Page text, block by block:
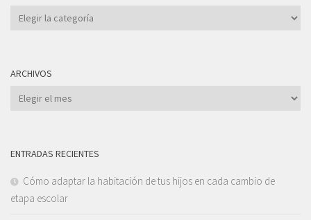
Categorías
ARCHIVOS
Archivos
ENTRADAS RECIENTES
Cómo adaptar la habitación de tus hijos en cada cambio de
etapa escolar